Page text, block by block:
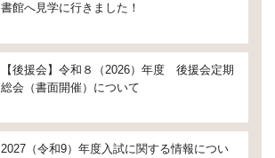
書館へ見学に行きました！
【後援会】令和８（2026）年度 後援会定期
総会（書面開催）について
2027（令和9）年度入試に関する情報につい